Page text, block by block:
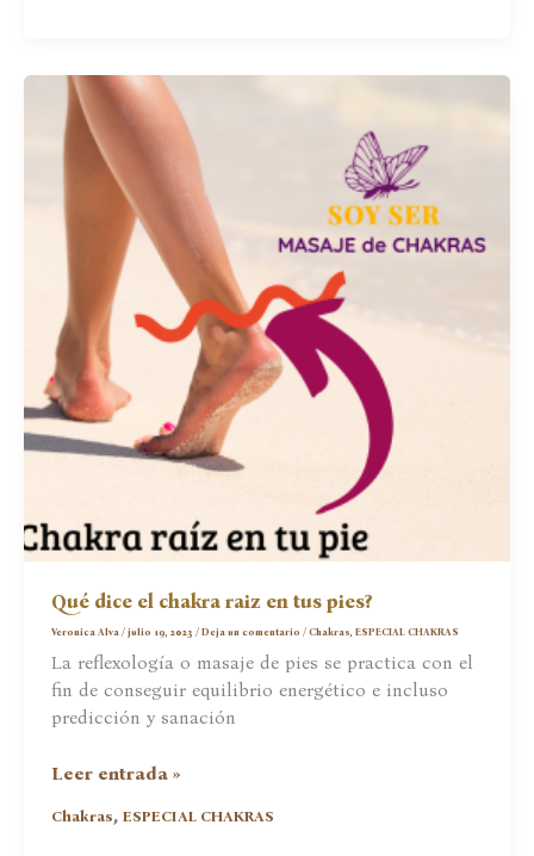
Qué dice el chakra raiz en tus pies?
Veronica Alva/julio 19, 2023/Deja un comentario /Chakras ,ESPECIAL CHAKRAS
La reflexología o masaje de pies se practica con el
fin de conseguir equilibrio energético e incluso
predicción y sanación
Qué
el
Leer entrada »
Chakras,ESPECIAL CHAKRAS